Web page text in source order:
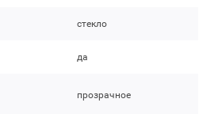
стекло
да
прозрачное